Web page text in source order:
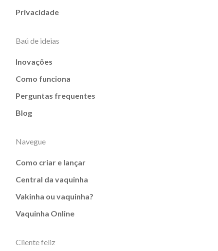
Privacidade
Baú de ideias
Inovações
Como funciona
Perguntas frequentes
Blog
Navegue
Como criar e lançar
Central da vaquinha
Vakinha ou vaquinha?
Vaquinha Online
Cliente feliz